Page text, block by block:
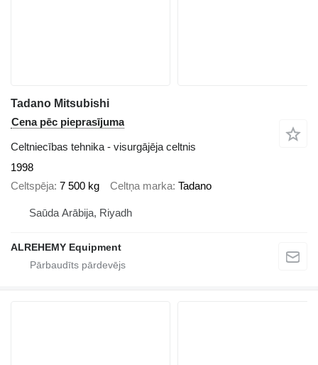
Tadano Mitsubishi
Cena pēc pieprasījuma
Celtniecības tehnika - visurgājēja celtnis
1998
Celtspēja 7 500 kg Celtņa marka Tadano
Saūda Arābija, Riyadh
ALREHEMY Equipment